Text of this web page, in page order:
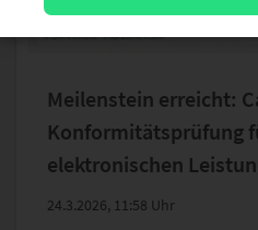
Meilenstein erreicht:
Konformitätsprüfung
elektronischen
24.3.2026, 11:58 Uhr